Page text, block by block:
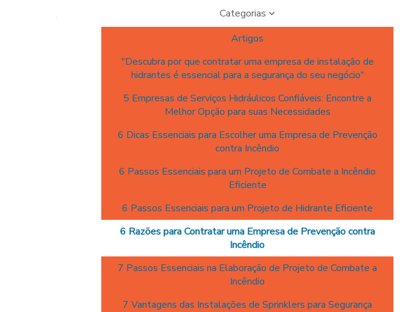
Categorias
Artigos
"Descubra por que contratar uma empresa de instalação de
hidrantes é essencial para a segurança do seu negócio"
5 Empresas de Serviços Hidráulicos Confiáveis: Encontre a
Melhor Opção para suas Necessidades
6 Dicas Essenciais para Escolher uma Empresa de Prevenção
contra Incêndio
6 Passos Essenciais para um Projeto de Combate a Incêndio
Eficiente
6 Passos Essenciais para um Projeto de Hidrante Eficiente
6 Razões para Contratar uma Empresa de Prevenção contra
Incêndio
7 Passos Essenciais na Elaboração de Projeto de Combate a
Incêndio
7 Vantagens das Instalações de Sprinklers para Segurança